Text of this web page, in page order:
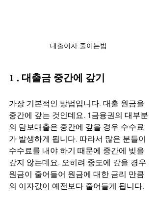
대출이자 줄이는법
1 . 대출금 중간에 갚기
가장 기본적인 방법입니다. 대출 원금을
중간에 갚는 것인데요. 1금융권의 대부분
의 담보대출은 중간에 갚을 경우 수수료
가 발생하게 됩니다. 따라서 많은 분들이
수수료를 내야 하기 때문에 중간에 빚을
갚지 않는데요. 오히려 중도에 갚을 경우
원금이 줄어들어 원금에 대한 금리 만큼
의 이자값이 예전보다 줄어들게 됩니다.